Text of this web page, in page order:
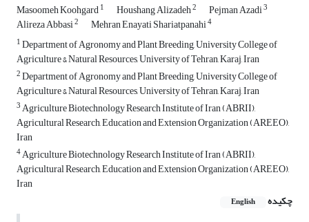
Masoomeh Koohgard1 Houshang Alizadeh2 Pejman Azadi3
Alireza Abbasi2 Mehran Enayati Shariatpanahi4
1Department of Agronomy and Plant Breeding, University College of
Agriculture & Natural Resources, University of Tehran, Karaj, Iran
2Department of Agronomy and Plant Breeding, University College of
Agriculture & Natural Resources, University of Tehran, Karaj, Iran
3Agriculture Biotechnology Research Institute of Iran (ABRII),
Agricultural Research, Education and Extension Organization (AREEO),
Iran
4Agriculture Biotechnology Research Institute of Iran (ABRII),
Agricultural Research, Education and Extension Organization (AREEO),
Iran
چکیده
English